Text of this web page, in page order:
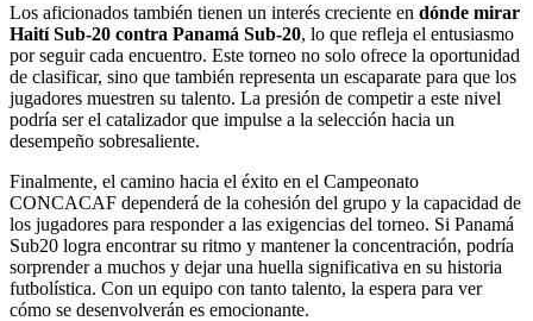
Los aficionados también tienen un interés creciente en dónde mirar
Haití Sub-20 contra Panamá Sub-20, lo que refleja el entusiasmo
por seguir cada encuentro. Este torneo no solo ofrece la oportunidad
de clasificar, sino que también representa un escaparate para que los
jugadores muestren su talento. La presión de competir a este nivel
podría ser el catalizador que impulse a la selección hacia un
desempeño sobresaliente.
Finalmente, el camino hacia el éxito en el Campeonato
CONCACAF dependerá de la cohesión del grupo y la capacidad de
los jugadores para responder a las exigencias del torneo. Si Panamá
Sub20 logra encontrar su ritmo y mantener la concentración, podría
sorprender a muchos y dejar una huella significativa en su historia
futbolística. Con un equipo con tanto talento, la espera para ver
cómo se desenvolverán es emocionante.